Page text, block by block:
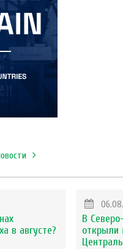
в августе?
В
открыли